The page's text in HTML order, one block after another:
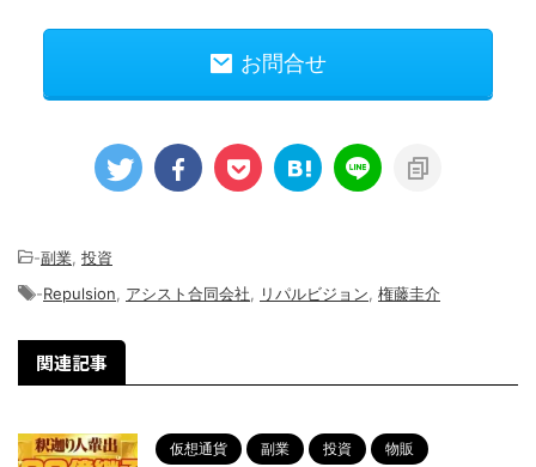
お問合せ
-副業 投資
-Repulsion アシスト合同会社 リパルビジョン 権藤圭介
関連記事
仮想通貨 副業 投資 物販